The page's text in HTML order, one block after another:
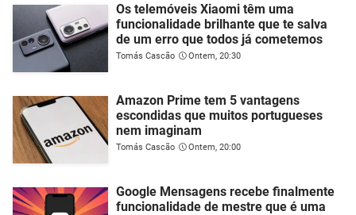
Os telemóveis Xiaomi têm uma
funcionalidade brilhante que te salva
de um erro que todos já cometemos
Tomás Cascão Ontem, 20:30
Amazon Prime tem 5 vantagens
escondidas que muitos portugueses
nem imaginam
Tomás Cascão Ontem, 20:00
Google Mensagens recebe finalmente
funcionalidade de mestre que é uma